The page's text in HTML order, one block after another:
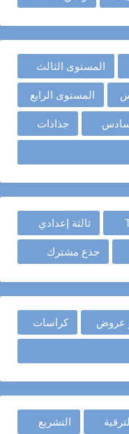
المستوى الثالث
المستوى الرابع
جذاذات
ثالثة إعدادي
جذع مشترك
عروض كراسات
التشريع